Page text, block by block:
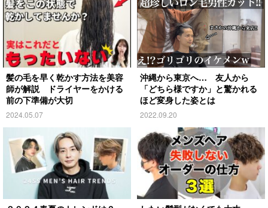
髪の毛を早く乾かす方法を美容
師が解説 ドライヤーをかける
前の下準備が大切
2024.05.07
沖縄から東京へ… 友人から
「どちら様ですか」と驚かれる
ほど変身した姿とは
2022.09.20